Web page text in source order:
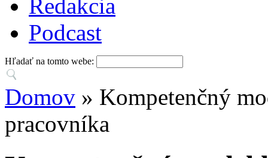
Redakcia
Podcast
Hľadať na tomto webe:
Domov » Kompetenčný
pracovníka